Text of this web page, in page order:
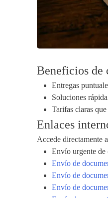
Beneficios de
Entregas
Soluciones
Tarifas claras
Enlaces
Accede directamente
Envío urgente de
Envío de
Envío de
Envío de